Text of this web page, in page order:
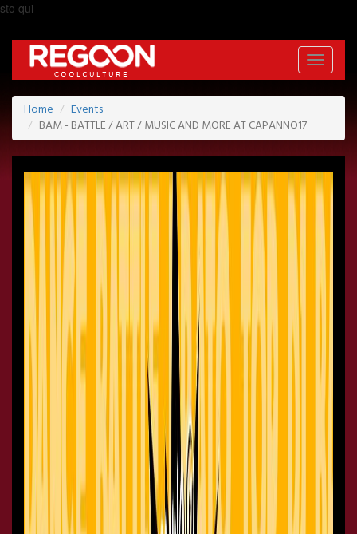
sto qui
Toggle
Home
Events
BAM - BATTLE / ART / MUSIC AND MORE AT CAPANNO17